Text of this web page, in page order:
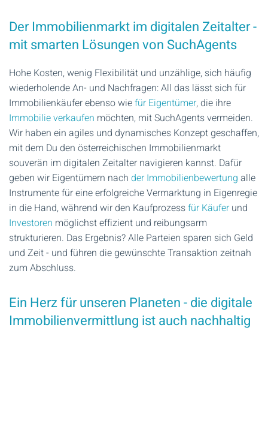
Der Immobilienmarkt im digitalen Zeitalter -
mit smarten Lösungen von SuchAgents
Hohe Kosten, wenig Flexibilität und unzählige, sich häufig
wiederholende An- und Nachfragen: All das lässt sich für
Immobilienkäufer ebenso wiefür Eigentümer, die ihre
Immobilie verkaufen möchten, mit SuchAgents vermeiden.
Wir haben ein agiles und dynamisches Konzept geschaffen,
mit dem Du den österreichischen Immobilienmarkt
souverän im digitalen Zeitalter navigieren kannst. Dafür
geben wir Eigentümern nach der Immobilienbewertung alle
Instrumente für eine erfolgreiche Vermarktung in Eigenregie
in die Hand, während wir den Kaufprozessfür Käufer und
Investoren möglichst effizient und reibungsarm
strukturieren. Das Ergebnis? Alle Parteien sparen sich Geld
und Zeit - und führen die gewünschte Transaktion zeitnah
zum Abschluss.
Ein Herz für unseren Planeten - die digitale
Immobilienvermittlung ist auch nachhaltig